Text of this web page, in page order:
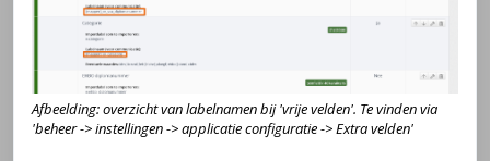
Afbeelding: overzicht van labelnamen bij 'vrije velden'. Te vinden via
'beheer -> instellingen -> applicatie configuratie -> Extra velden'